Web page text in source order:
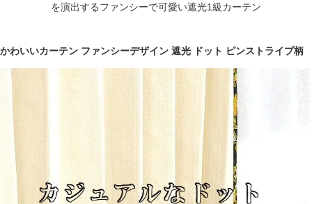
を演出するファンシーで可愛い遮光1級カーテン
かわいいカーテン ファンシーデザイン 遮光 ドット ピンストライプ柄